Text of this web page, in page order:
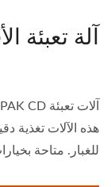
آلة تعبئة
هذه الآلات تغذية
للغبار. متاحة